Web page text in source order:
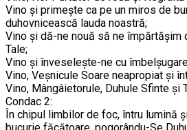
Vino și primește ca pe un miros de
duhovnicească lauda noastră;
Vino și dă-ne nouă să ne împărtășim
Tale;
Vino și înveselește-ne cu
Vino, Veșnicule Soare neapropiat și
Vino, Mângâietorule, Duhule Sfinte și
Condac 2:
În chipul limbilor de foc, întru lumină